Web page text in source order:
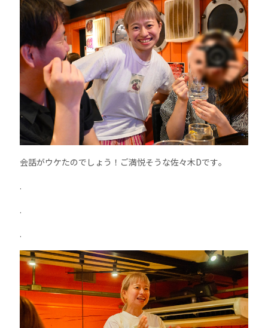
会話がウケたのでしょう！ご満悦そうな佐々木Dです。
.
.
.